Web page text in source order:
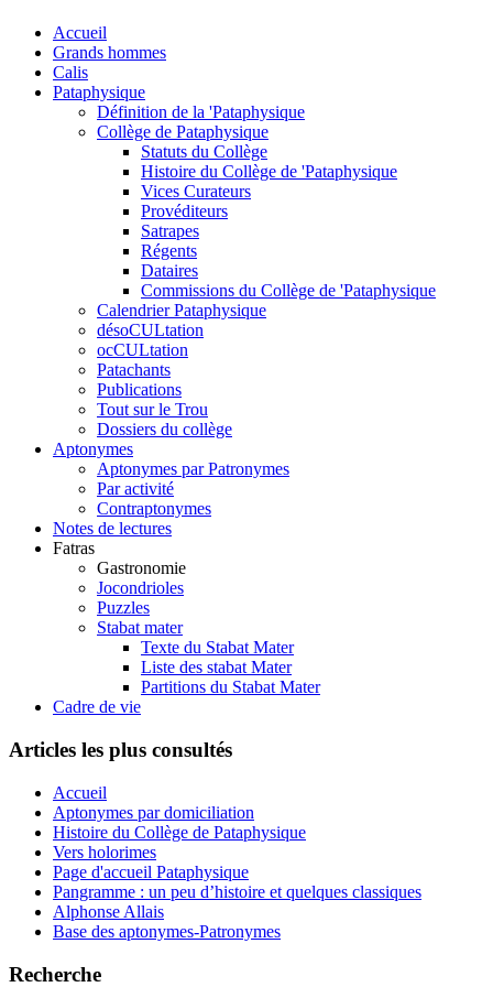
Accueil
Grands hommes
Calis
Pataphysique
Définition de la 'Pataphysique
Collège de Pataphysique
Statuts du Collège
Histoire du Collège de 'Pataphysique
Vices Curateurs
Provéditeurs
Satrapes
Régents
Dataires
Commissions du Collège de 'Pataphysique
Calendrier Pataphysique
désoCULtation
ocCULtation
Patachants
Publications
Tout sur le Trou
Dossiers du collège
Aptonymes
Aptonymes par Patronymes
Par activité
Contraptonymes
Notes de lectures
Fatras
Gastronomie
Jocondrioles
Puzzles
Stabat mater
Texte du Stabat Mater
Liste des stabat Mater
Partitions du Stabat Mater
Cadre de vie
Articles les plus consultés
Accueil
Aptonymes par domiciliation
Histoire du Collège de Pataphysique
Vers holorimes
Page d'accueil Pataphysique
Pangramme : un peu d’histoire et quelques classiques
Alphonse Allais
Base des aptonymes-Patronymes
Recherche